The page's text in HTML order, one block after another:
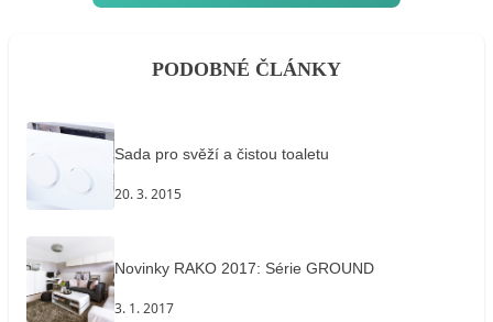
PODOBNÉ ČLÁNKY
Sada pro svěží a čistou toaletu
20. 3. 2015
Novinky RAKO 2017: Série GROUND
3. 1. 2017